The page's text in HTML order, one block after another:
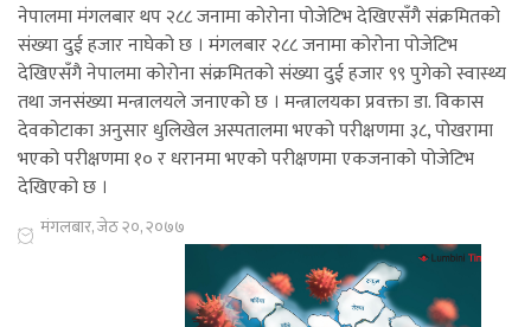
नेपालमा मंगलबार थप २८८ जनामा कोरोना पोजेटिभ देखिएसँगै संक्रमितको
संख्या दुई हजार नाघेको छ । मंगलबार २८८ जनामा कोरोना पोजेटिभ
देखिएसँगै नेपालमा कोरोना संक्रमितको संख्या दुई हजार ९९ पुगेको स्वास्थ्य
तथा जनसंख्या मन्त्रालयले जनाएको छ । मन्त्रालयका प्रवक्ता डा. विकास
देवकोटाका अनुसार धुलिखेल अस्पतालमा भएको परीक्षणमा ३८, पोखरामा
भएको परीक्षणमा १० र धरानमा भएको परीक्षणमा एकजनाको पोजेटिभ
देखिएको छ ।
मंगलबार, जेठ २०, २०७७